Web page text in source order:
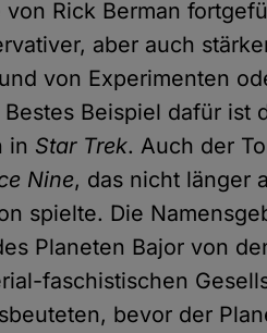
Rick Berman
aber auch
von Experimenten
Beispiel dafür ist
in Star Trek. Auch der
Nine, das nicht länger
spielte. Die
Planeten Bajor von
faschistischen
bevor der